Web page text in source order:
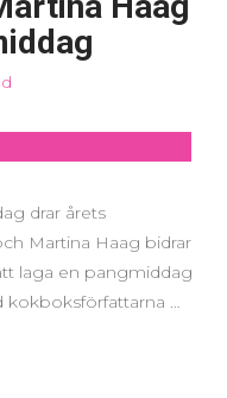
drar årets
Martina Haag bidrar
laga en pangmiddag
…